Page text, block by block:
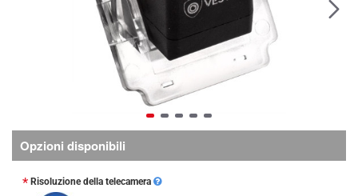
Opzioni disponibili
Risoluzione della telecamera